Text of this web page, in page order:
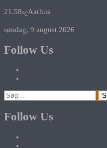
21.58℃Aarhus
søndag, 9 august 2026
Follow Us
Søg
efter:
Follow Us